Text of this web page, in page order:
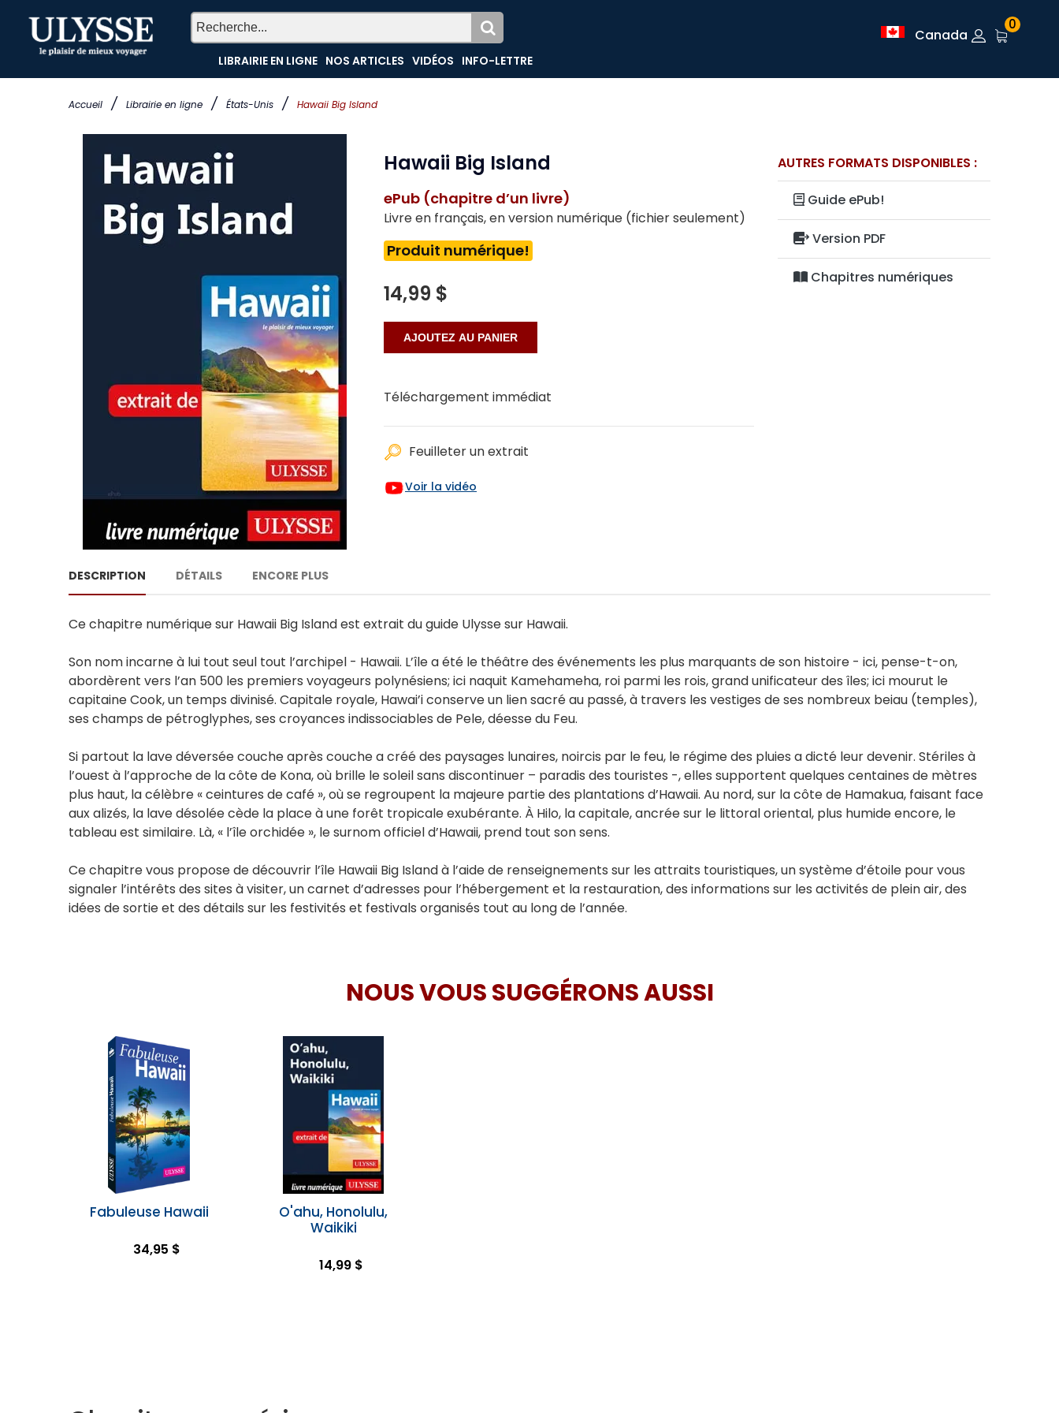
Accueil / Librairie en ligne / États-Unis / Hawaii Big Island
LIBRAIRIE EN LIGNE NOS ARTICLES VIDÉOS INFO-LETTRE
Canada
0
Hawaii Big Island
ePub (chapitre d’un livre)
Livre en français, en version numérique (fichier seulement)
Produit numérique!
14,99 $
Téléchargement immédiat
Feuilleter un extrait
Voir la vidéo
AUTRES FORMATS DISPONIBLES :
Guide ePub!
Version PDF
Chapitres numériques
DESCRIPTION DÉTAILS ENCORE PLUS
Ce chapitre numérique sur Hawaii Big Island est extrait du guide Ulysse sur Hawaii.
Son nom incarne à lui tout seul tout l’archipel - Hawaii. L’île a été le théâtre des événements les plus marquants de son histoire - ici, pense-t-on,
abordèrent vers l’an 500 les premiers voyageurs polynésiens; ici naquit Kamehameha, roi parmi les rois, grand unificateur des îles; ici mourut le
capitaine Cook, un temps divinisé. Capitale royale, Hawai’i conserve un lien sacré au passé, à travers les vestiges de ses nombreux beiau (temples),
ses champs de pétroglyphes, ses croyances indissociables de Pele, déesse du Feu.
Si partout la lave déversée couche après couche a créé des paysages lunaires, noircis par le feu, le régime des pluies a dicté leur devenir. Stériles à
l’ouest à l’approche de la côte de Kona, où brille le soleil sans discontinuer – paradis des touristes -, elles supportent quelques centaines de mètres
plus haut, la célèbre « ceintures de café », où se regroupent la majeure partie des plantations d’Hawaii. Au nord, sur la côte de Hamakua, faisant face
aux alizés, la lave désolée cède la place à une forêt tropicale exubérante. À Hilo, la capitale, ancrée sur le littoral oriental, plus humide encore, le
tableau est similaire. Là, « l’île orchidée », le surnom officiel d’Hawaii, prend tout son sens.
Ce chapitre vous propose de découvrir l’île Hawaii Big Island à l’aide de renseignements sur les attraits touristiques, un système d’étoile pour vous
signaler l’intérêts des sites à visiter, un carnet d’adresses pour l’hébergement et la restauration, des informations sur les activités de plein air, des
idées de sortie et des détails sur les festivités et festivals organisés tout au long de l’année.
NOUS VOUS SUGGÉRONS AUSSI
Fabuleuse Hawaii
34,95 $
O'ahu, Honolulu,
Waikiki
14,99 $